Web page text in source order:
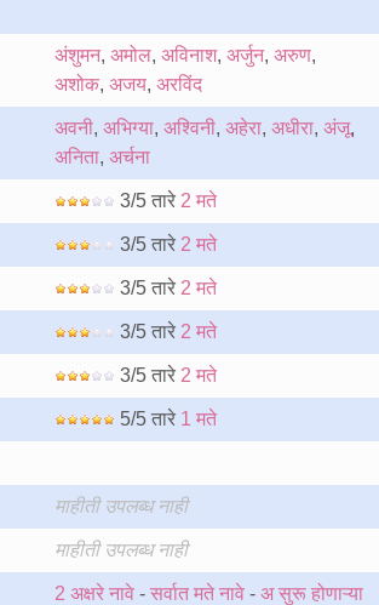
अंशुमन, अमोल, अविनाश, अर्जुन, अरुण,
अशोक, अजय, अरविंद
अवनी, अभिग्या, अश्विनी, अहेरा, अधीरा, अंजू,
अनिता, अर्चना
3/5 तारे 2 मते
3/5 तारे 2 मते
3/5 तारे 2 मते
3/5 तारे 2 मते
3/5 तारे 2 मते
5/5 तारे 1 मते
माहीती उपलब्ध नाही
माहीती उपलब्ध नाही
2 अक्षरे नावे - सर्वात मते नावे - अ सुरू होणाऱ्या